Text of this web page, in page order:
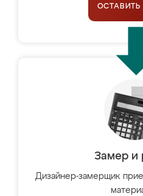
ОСТАВИТЬ
Замер и
Дизайнер-замерщик